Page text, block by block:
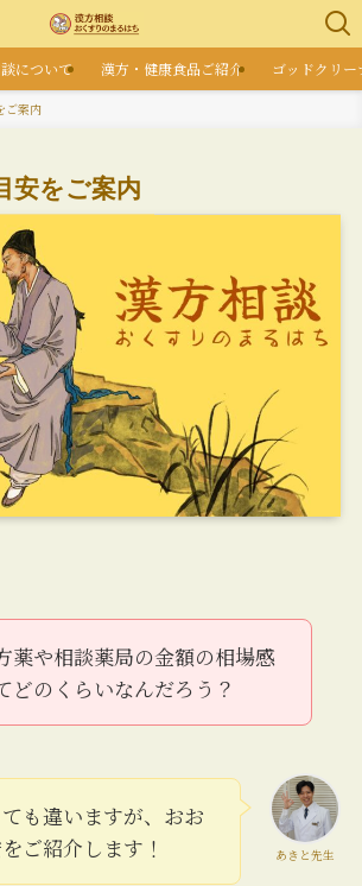
について 漢方・健康食品ご紹介 ゴッドクリー
ご案内
安をご案内
薬や相談薬局の金額の相場感
どのくらいなんだろう？
あきと先生
も違いますが、おお
ご紹介します！